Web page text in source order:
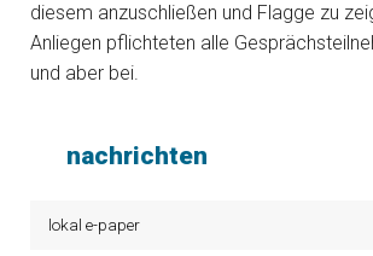
diesem anzuschließen und Flagge zu
Anliegen pflichteten alle
und aber bei.
nachrichten
lokal e-paper